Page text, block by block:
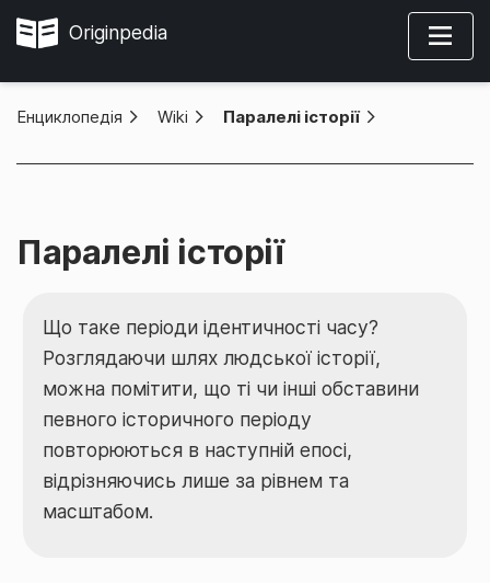
Originpedia
Енциклопедія Wiki Паралелі історії
Паралелі історії
Що таке періоди ідентичності часу?
Розглядаючи шлях людської історії,
можна помітити, що ті чи інші обставини
певного історичного періоду
повторюються в наступній епосі,
відрізняючись лише за рівнем та
масштабом.